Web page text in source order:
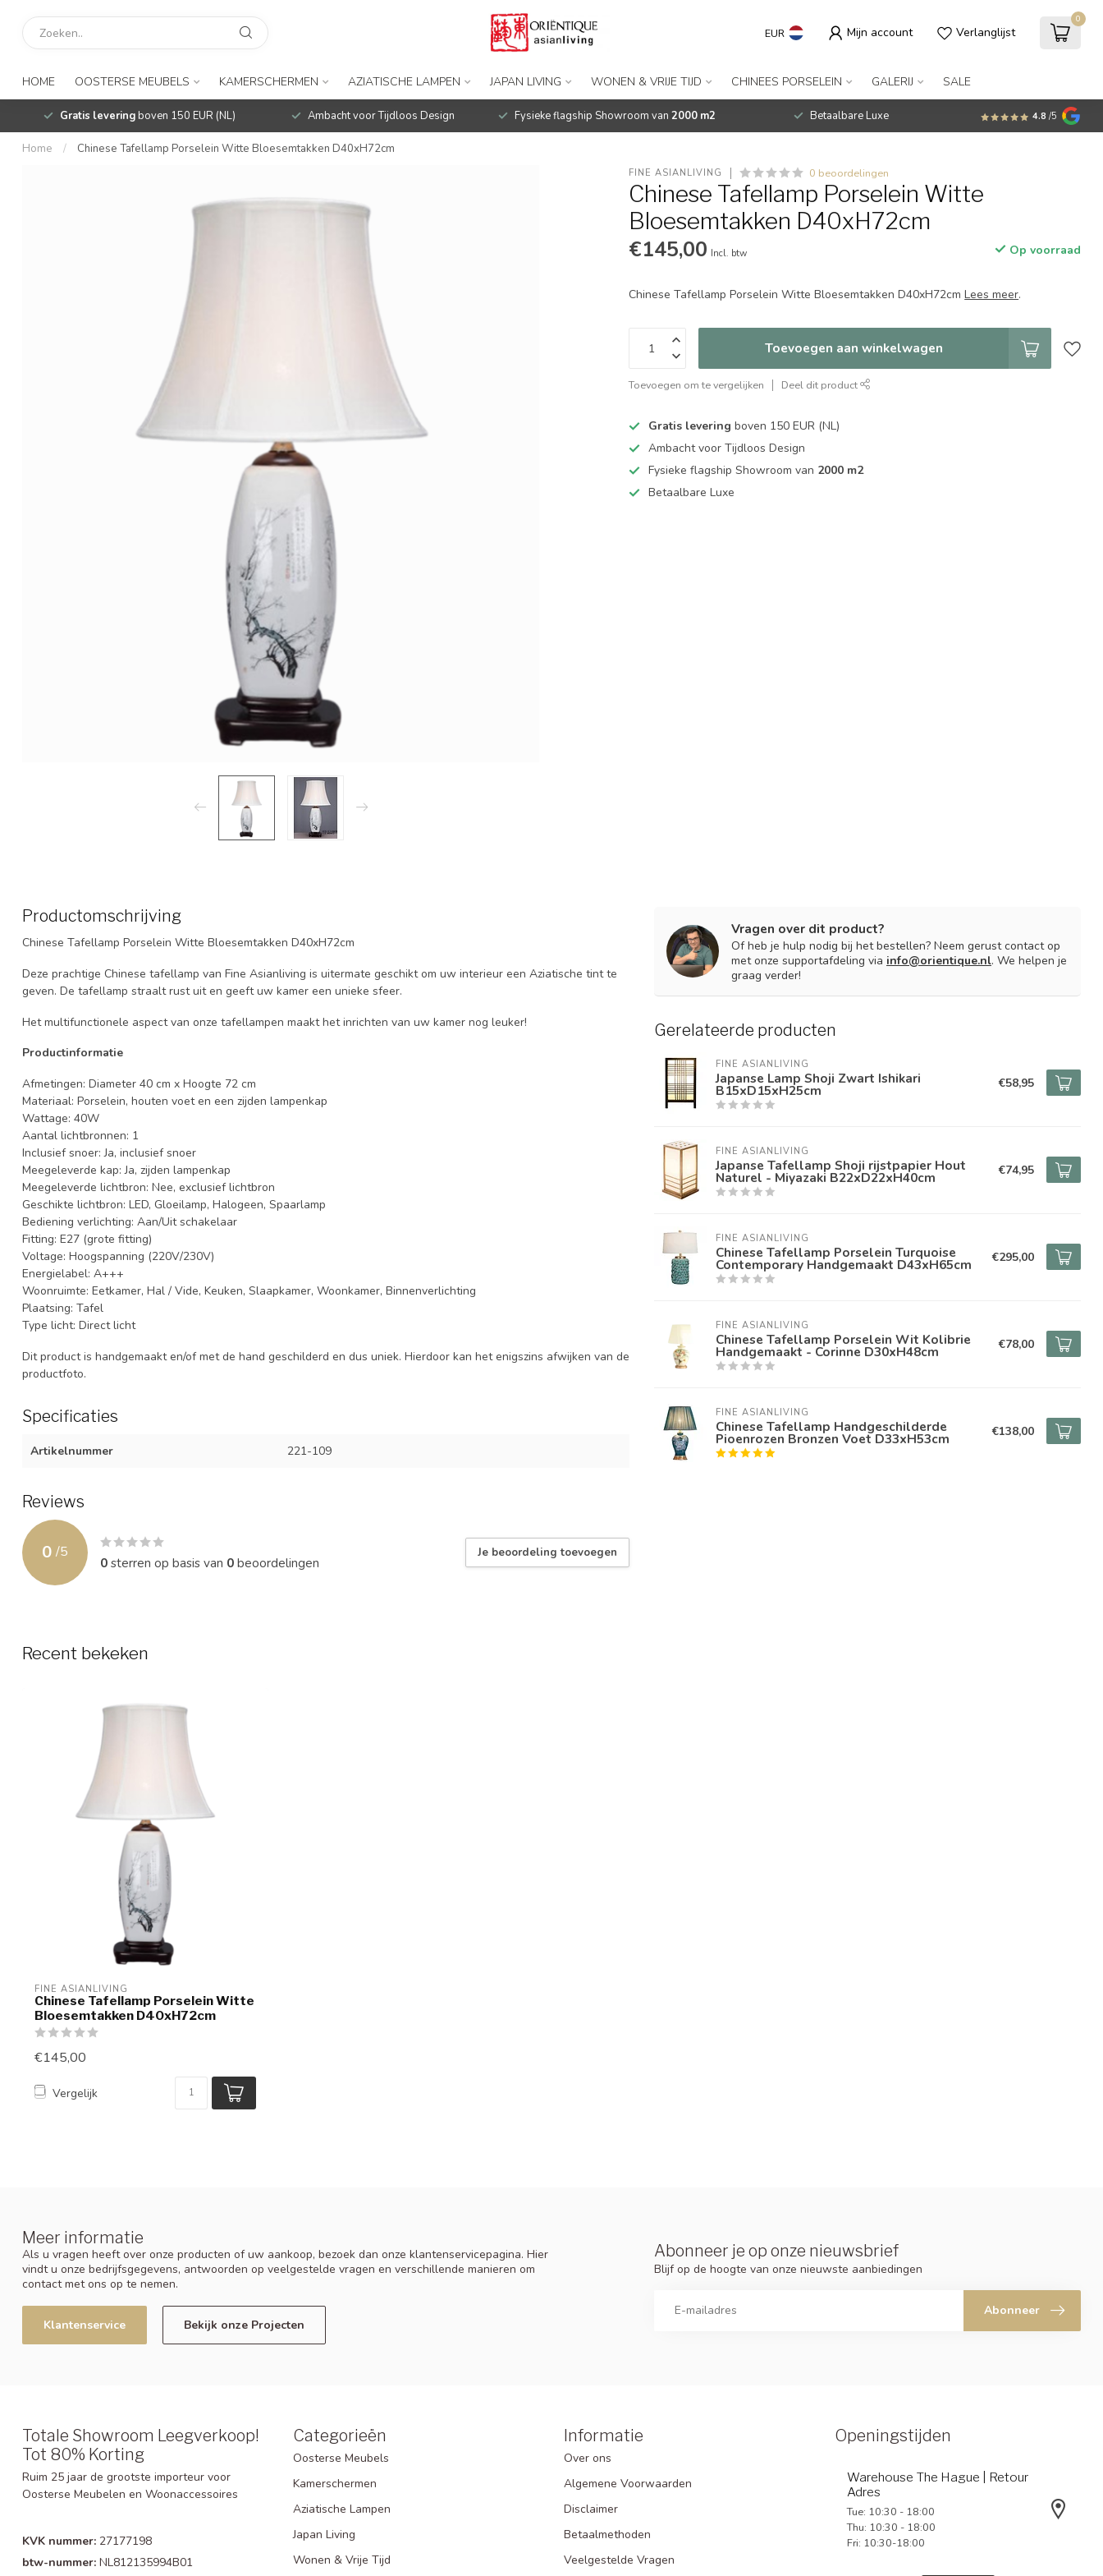
EUR Mijn account Verlanglijst
0
HOME OOSTERSE MEUBELS KAMERSCHERMEN AZIATISCHE LAMPEN JAPAN LIVING WONEN & VRIJE TIJD CHINEES PORSELEIN GALERIJ SALE
Gratis leveringboven 150 EUR (NL) Ambacht voor Tijdloos Design Fysieke flagship Showroom van 2000 m2 Betaalbare Luxe 4.8 /5
Home / Chinese Tafellamp Porselein Witte Bloesemtakken D40xH72cm
FINE ASIANLIVING 0 beoordelingen
Chinese Tafellamp Porselein Witte
Bloesemtakken D40xH72cm
€145,00 Incl. btw Op voorraad
Chinese Tafellamp Porselein Witte Bloesemtakken D40xH72cmLees meer.
Toevoegen aan winkelwagen
Toevoegen om te vergelijken Deel dit product
Gratis levering boven 150 EUR (NL)
Ambacht voor Tijdloos Design
Fysieke flagship Showroom van 2000 m2
Betaalbare Luxe
Productomschrijving
Chinese Tafellamp Porselein Witte Bloesemtakken D40xH72cm
Deze prachtige Chinese tafellamp van Fine Asianliving is uitermate geschikt om uw interieur een Aziatische tint te
geven. De tafellamp straalt rust uit en geeft uw kamer een unieke sfeer.
Het multifunctionele aspect van onze tafellampen maakt het inrichten van uw kamer nog leuker!
Productinformatie
Afmetingen: Diameter 40 cm x Hoogte 72 cm
Materiaal: Porselein, houten voet en een zijden lampenkap
Wattage: 40W
Aantal lichtbronnen: 1
Inclusief snoer: Ja, inclusief snoer
Meegeleverde kap: Ja, zijden lampenkap
Meegeleverde lichtbron: Nee, exclusief lichtbron
Geschikte lichtbron: LED, Gloeilamp, Halogeen, Spaarlamp
Bediening verlichting: Aan/Uit schakelaar
Fitting: E27 (grote fitting)
Voltage: Hoogspanning (220V/230V)
Energielabel: A+++
Woonruimte: Eetkamer, Hal / Vide, Keuken, Slaapkamer, Woonkamer, Binnenverlichting
Plaatsing: Tafel
Type licht: Direct licht
Dit product is handgemaakt en/of met de hand geschilderd en dus uniek. Hierdoor kan het enigszins afwijken van de
productfoto.
Specificaties
Artikelnummer 221-109
Reviews
0 /5
0sterren op basis van 0beoordelingen
Je beoordeling toevoegen
Vragen over dit product?
Of heb je hulp nodig bij het bestellen? Neem gerust contact op
met onze supportafdeling via info@orientique.nl. We helpen je
graag verder!
Gerelateerde producten
FINE ASIANLIVING
Japanse Lamp Shoji Zwart Ishikari
B15xD15xH25cm €58,95
FINE ASIANLIVING
Japanse Tafellamp Shoji rijstpapier Hout
Naturel - Miyazaki B22xD22xH40cm €74,95
FINE ASIANLIVING
Chinese Tafellamp Porselein Turquoise
Contemporary Handgemaakt D43xH65cm €295,00
FINE ASIANLIVING
Chinese Tafellamp Porselein Wit Kolibrie
Handgemaakt - Corinne D30xH48cm €78,00
FINE ASIANLIVING
Chinese Tafellamp Handgeschilderde
Pioenrozen Bronzen Voet D33xH53cm €138,00
Recent bekeken
FINE ASIANLIVING
Chinese Tafellamp Porselein Witte
Bloesemtakken D40xH72cm
€145,00
Vergelijk
Meer informatie
Als u vragen heeft over onze producten of uw aankoop, bezoek dan onze klantenservicepagina. Hier
vindt u onze bedrijfsgegevens, antwoorden op veelgestelde vragen en verschillende manieren om
contact met ons op te nemen.
Klantenservice Bekijk onze Projecten
Abonneer je op onze nieuwsbrief
Blijf op de hoogte van onze nieuwste aanbiedingen
Abonneer
Totale Showroom Leegverkoop!
Tot 80% Korting
Ruim 25 jaar de grootste importeur voor
Oosterse Meubelen en Woonaccessoires
KVK nummer: 27177198
btw-nummer: NL812135994B01
Categorieën
Oosterse Meubels
Kamerschermen
Aziatische Lampen
Japan Living
Wonen & Vrije Tijd
Informatie
Over ons
Algemene Voorwaarden
Disclaimer
Betaalmethoden
Veelgestelde Vragen
Openingstijden
Warehouse The Hague | Retour
Adres
Tue: 10:30 - 18:00
Thu: 10:30 - 18:00
Fri: 10:30-18:00